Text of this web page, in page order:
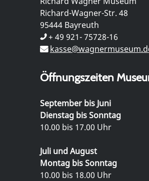
Richard-Wagner-Str. 48
95444 Bayreuth
+ 49 921- 75728-16
Öffnungszeiten
September bis Juni
Dienstag bis Sonntag
10.00 bis 17.00 Uhr
Juli und August
Montag bis Sonntag
10.00 bis 18.00 Uhr